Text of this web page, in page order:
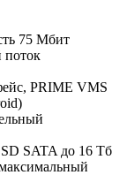
75 Мбит
поток
PRIME VMS
SATA до 16 Тб